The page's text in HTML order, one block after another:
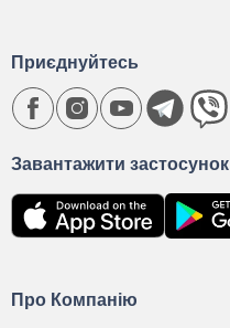
Про Компанію
Завантажити застосунок
Приєднуйтесь